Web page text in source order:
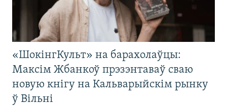
«ШокінгКульт» на барахолаўцы:
Максім Жбанкоў прэзэнтаваў сваю
новую кнігу на Кальварыйскім рынку
ў Вільні